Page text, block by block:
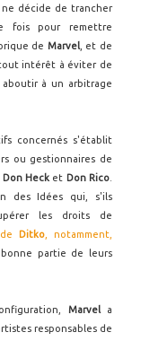
décide de trancher
fois pour remettre
de Marvel, et de
intérêt à éviter de
à un arbitrage
concernés s'établit
ou gestionnaires de
Don Heck et Don Rico
des Idées qui, s'ils
les droits de
Ditko , notamment,
bonne partie de leurs
Marvela
responsables de